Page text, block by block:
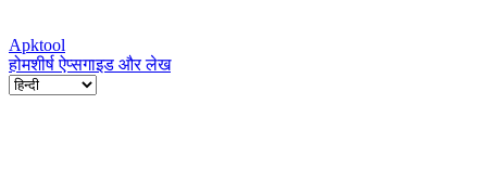
Apktool
होमशीर्ष ऐप्सगाइड और लेख